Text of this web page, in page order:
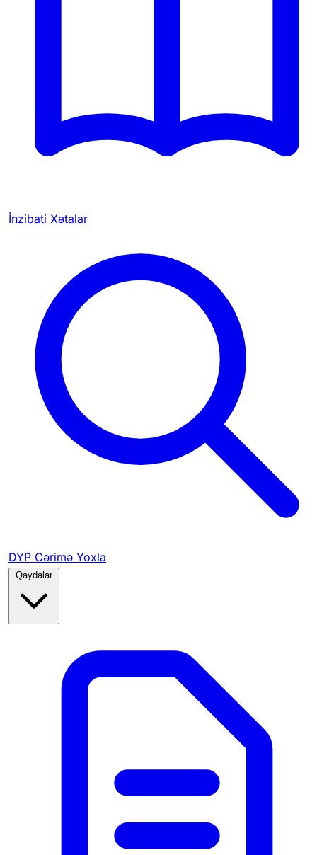
İnzibati Xətalar
DYP Cərimə Yoxla
Qaydalar